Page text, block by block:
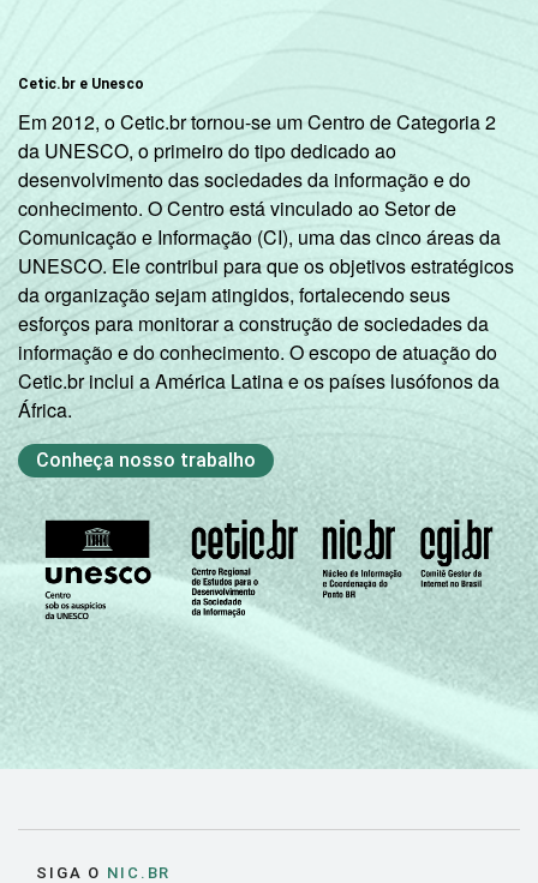
Cetic.br e Unesco
Em 2012, o Cetic.br tornou-se um Centro de Categoria 2
da UNESCO, o primeiro do tipo dedicado ao
desenvolvimento das sociedades da informação e do
conhecimento. O Centro está vinculado ao Setor de
Comunicação e Informação (CI), uma das cinco áreas da
UNESCO. Ele contribui para que os objetivos estratégicos
da organização sejam atingidos, fortalecendo seus
esforços para monitorar a construção de sociedades da
informação e do conhecimento. O escopo de atuação do
Cetic.br inclui a América Latina e os países lusófonos da
África.
Conheça nosso trabalho
SIGA O NIC.BR